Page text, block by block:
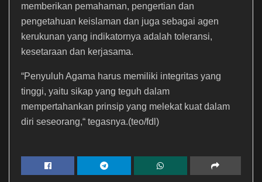
memberikan pemahaman, pengertian dan
pengetahuan keislaman dan juga sebagai agen
kerukunan yang indikatornya adalah toleransi,
kesetaraan dan kerjasama.
“Penyuluh Agama harus memiliki integritas yang
tinggi, yaitu sikap yang teguh dalam
mempertahankan prinsip yang melekat kuat dalam
diri seseorang,“ tegasnya.(teo/fdl)